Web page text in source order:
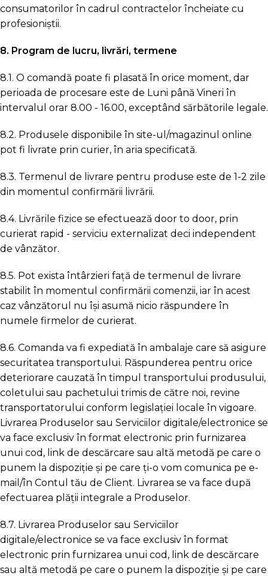
consumatorilor în cadrul contractelor încheiate cu
profesioniștii.
8. Program de lucru, livrări, termene
8.1. O comandă poate fi plasată în orice moment, dar
perioada de procesare este de Luni până Vineri în
intervalul orar 8.00 - 16.00, exceptând sărbătorile legale.
8.2. Produsele disponibile în site-ul/magazinul online
pot fi livrate prin curier, în aria specificată.
8.3. Termenul de livrare pentru produse este de 1-2 zile
din momentul confirmării livrării.
8.4. Livrările fizice se efectuează door to door, prin
curierat rapid - serviciu externalizat deci independent
de vânzător.
8.5. Pot exista întârzieri față de termenul de livrare
stabilit în momentul confirmării comenzii, iar în acest
caz vânzătorul nu își asumă nicio răspundere în
numele firmelor de curierat.
8.6. Comanda va fi expediată în ambalaje care să asigure
securitatea transportului. Răspunderea pentru orice
deteriorare cauzată în timpul transportului produsului,
coletului sau pachetului trimis de către noi, revine
transportatorului conform legislației locale în vigoare.
Livrarea Produselor sau Serviciilor digitale/electronice se
va face exclusiv în format electronic prin furnizarea
unui cod, link de descărcare sau altă metodă pe care o
punem la dispoziție și pe care ți-o vom comunica pe e-
mail/în Contul tău de Client. Livrarea se va face după
efectuarea plății integrale a Produselor.
8.7. Livrarea Produselor sau Serviciilor
digitale/electronice se va face exclusiv în format
electronic prin furnizarea unui cod, link de descărcare
sau altă metodă pe care o punem la dispoziție și pe care